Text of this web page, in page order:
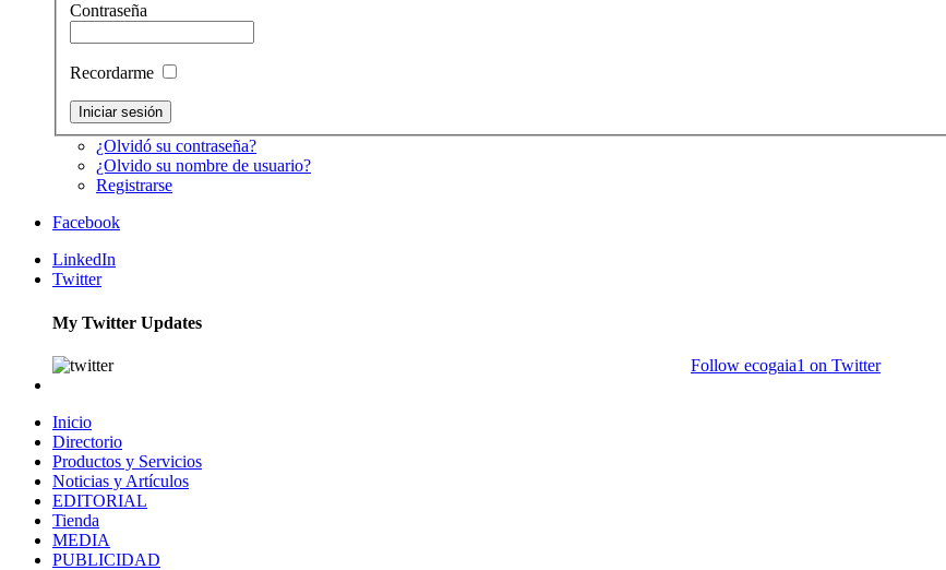
Contraseña
Recordarme
¿Olvidó su contraseña?
¿Olvido su nombre de usuario?
Registrarse
Facebook
LinkedIn
Twitter
My Twitter Updates
Follow ecogaia1 on Twitter
Inicio
Directorio
Productos y Servicios
Noticias y Artículos
EDITORIAL
Tienda
MEDIA
PUBLICIDAD